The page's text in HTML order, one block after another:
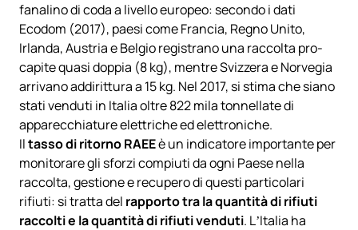
fanalino di coda a livello europeo: secondo i dati
Ecodom (2017), paesi come Francia, Regno Unito,
Irlanda, Austria e Belgio registrano una raccolta pro-
capite quasi doppia (8 kg), mentre Svizzera e Norvegia
arrivano addirittura a 15 kg. Nel 2017, si stima che siano
stati venduti in Italia oltre 822 mila tonnellate di
apparecchiature elettriche ed elettroniche.
Iltasso di ritorno RAEEè un indicatore importante per
monitorare gli sforzi compiuti da ogni Paese nella
raccolta, gestione e recupero di questi particolari
rifiuti: si tratta del rapporto tra la quantità di rifiuti
raccolti e la quantità di rifiuti venduti. L’Italia ha